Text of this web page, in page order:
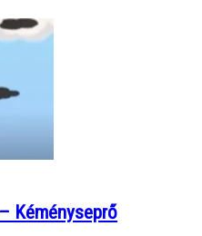
Kéményseprő